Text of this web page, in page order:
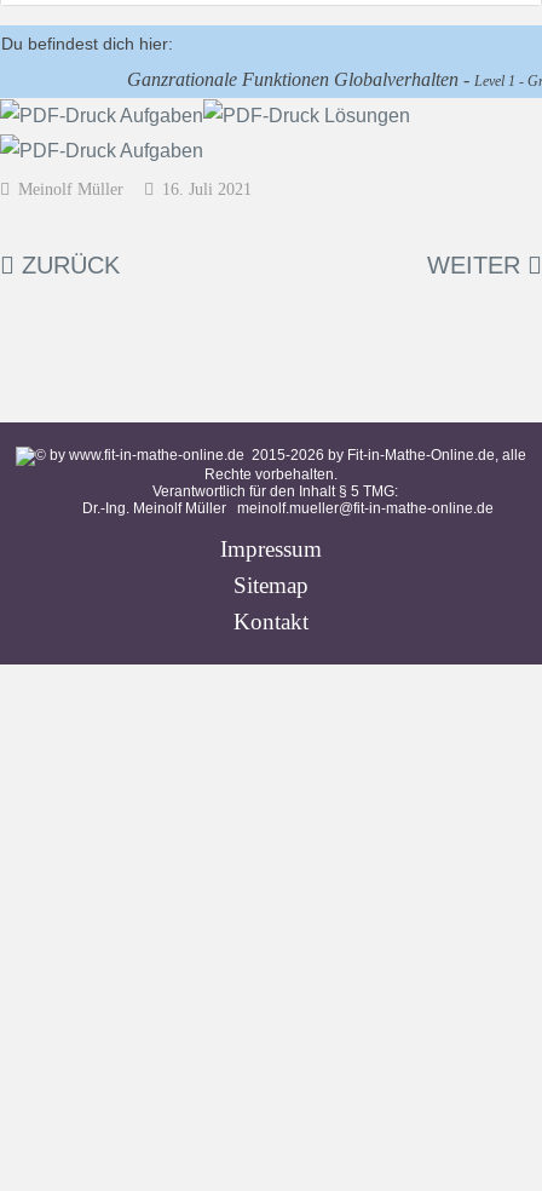
Du befindest dich hier:
Ganzrationale Funktionen Globalverhalten - Level 1 -
Meinolf Müller 16. Juli 2021
ZURÜCK WEITER
2015-2026 by Fit-in-Mathe-Online.de, alle
Rechte vorbehalten.
Verantwortlich für den Inhalt § 5 TMG:
Dr.-Ing. Meinolf Müller meinolf.mueller@fit-in-mathe-online.de
Impressum
Sitemap
Kontakt